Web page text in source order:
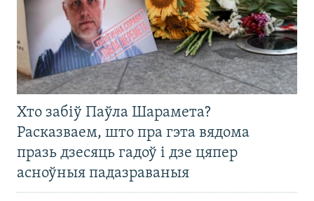
Хто забіў Паўла Шарамета?
Расказваем, што пра гэта вядома
празь дзесяць гадоў і дзе цяпер
асноўныя падазраваныя